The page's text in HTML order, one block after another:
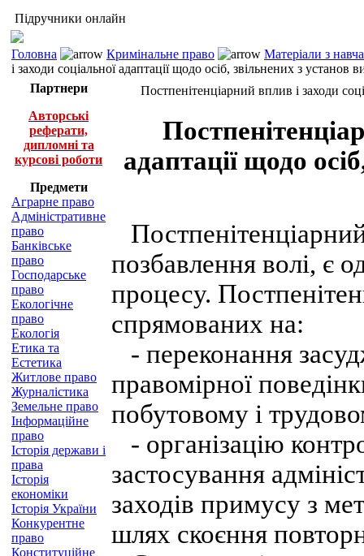
Підручники онлайн
Головна Кримінальне право
Матеріали з
і заходи соціальної адаптації щодо осіб, звільнених з установ
Партнери
Авторські
реферати,
дипломні та
курсові роботи
Предмети
Аграрне право
Адміністративне
право
Банківське
право
Господарське
право
Екологічне
право
Екологія
Етика та
Естетика
Житлове право
Журналістика
Земельне право
Інформаційне
право
Історія держави і
права
Історія
економіки
Історія України
Конкурентне
право
Конституційне
Постпенітенціарний вплив і заходи
адаптації щодо
позбавлення волі, є
процесу.
спрямованих на:
- переконання
правомірної
побутовому і
- організацію
застосування
заходів примусу з
шлях скоєння